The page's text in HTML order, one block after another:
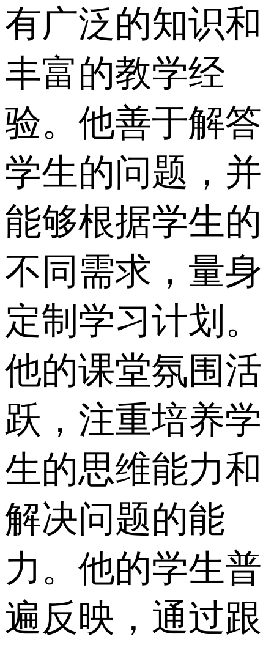
有广泛的知识和
丰富的教学经
验。他善于解答
学生的问题，并
能够根据学生的
不同需求，量身
定制学习计划。
他的课堂氛围活
跃，注重培养学
生的思维能力和
解决问题的能
力。他的学生普
遍反映，通过跟